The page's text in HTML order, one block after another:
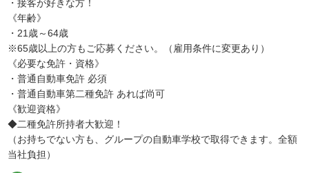
・接客が好きな方！
《年齢》
・21歳～64歳
※65歳以上の方もご応募ください。（雇用条件に変更あり）
《必要な免許・資格》
・普通自動車免許 必須
・普通自動車第二種免許 あれば尚可
《歓迎資格》
◆二種免許所持者大歓迎！
（お持ちでない方も、グループの自動車学校で取得できます。全額
当社負担）